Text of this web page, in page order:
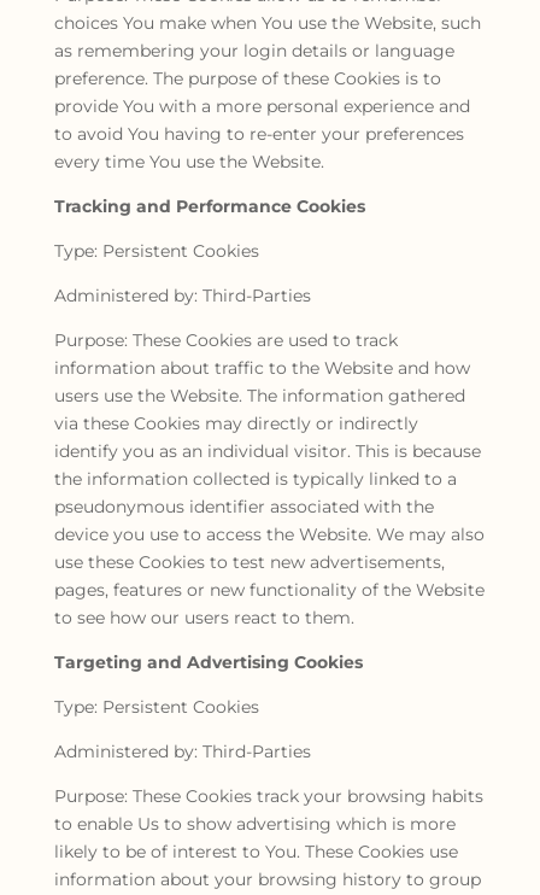
choices You make when You use the Website, such
as remembering your login details or language
preference. The purpose of these Cookies is to
provide You with a more personal experience and
to avoid You having to re-enter your preferences
every time You use the Website.
Tracking and Performance Cookies
Type: Persistent Cookies
Administered by: Third-Parties
Purpose: These Cookies are used to track
information about traffic to the Website and how
users use the Website. The information gathered
via these Cookies may directly or indirectly
identify you as an individual visitor. This is because
the information collected is typically linked to a
pseudonymous identifier associated with the
device you use to access the Website. We may also
use these Cookies to test new advertisements,
pages, features or new functionality of the Website
to see how our users react to them.
Targeting and Advertising Cookies
Type: Persistent Cookies
Administered by: Third-Parties
Purpose: These Cookies track your browsing habits
to enable Us to show advertising which is more
likely to be of interest to You. These Cookies use
information about your browsing history to group